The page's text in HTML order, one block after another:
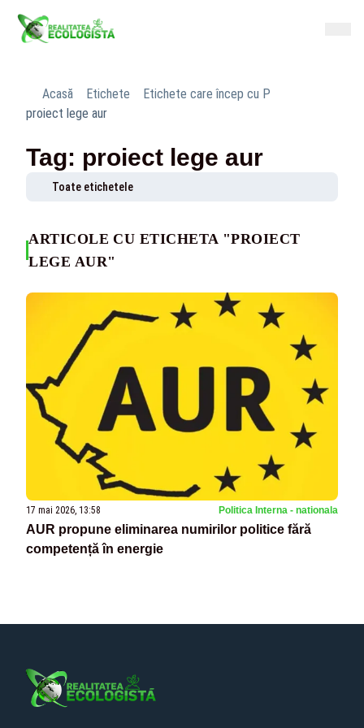
Acasă Etichete
Etichete care încep cu P
proiect lege aur
Tag: proiect lege aur
Toate etichetele
ARTICOLE CU ETICHETA "PROIECT
LEGE AUR"
17 mai 2026, 13:58 Politica Interna - nationala
AUR propune eliminarea numirilor politice fără
competență în energie